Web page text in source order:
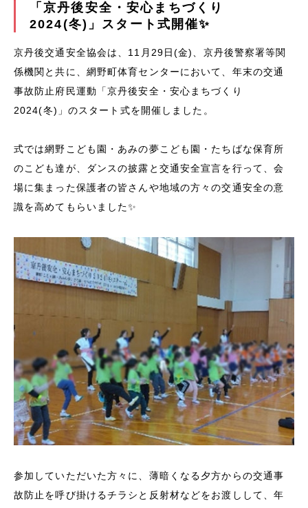
「京丹後安全・安心まちづくり
2024(冬)」スタート式開催✨
京丹後交通安全協会は、11月29日(金)、京丹後警察署等関
係機関と共に、網野町体育センターにおいて、年末の交通
事故防止府民運動「京丹後安全・安心まちづくり
2024(冬)」のスタート式を開催しました。
式では網野こども園・あみの夢こども園・たちばな保育所
のこども達が、ダンスの披露と交通安全宣言を行って、会
場に集まった保護者の皆さんや地域の方々の交通安全の意
識を高めてもらいました✨
参加していただいた方々に、薄暗くなる夕方からの交通事
故防止を呼び掛けるチラシと反射材などをお渡しして、年